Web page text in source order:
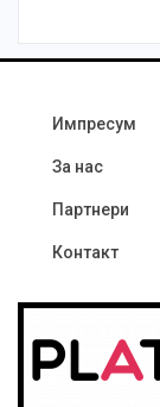
Импресум
За нас
Партнери
Контакт